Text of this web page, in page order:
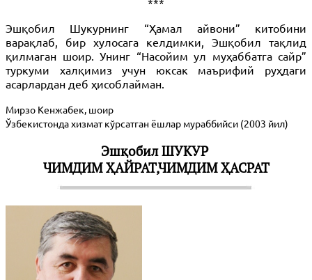
Эшқобил Шукурнинг “Ҳамал айвони” китобини
варақлаб, бир хулосага келдимки, Эшқобил тақлид
қилмаган шоир. Унинг “Насойим ул муҳаббатга сайр”
туркуми халқимиз учун юксак маърифий руҳдаги
асарлардан деб ҳисоблайман.
Мирзо Кенжабек, шоир
Ўзбекистонда хизмат кўрсатган ёшлар мураббийси (2003 йил)
Эшқобил ШУКУР
ЧИМДИМ ҲАЙРАТ,ЧИМДИМ ҲАСРАТ